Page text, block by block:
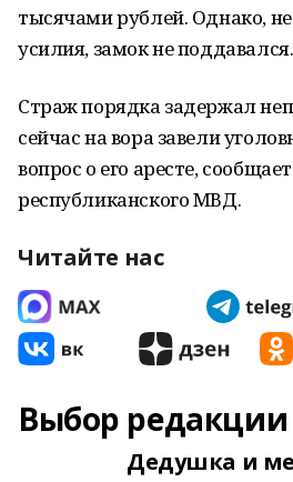
тысячами рублей. Однако,
усилия, замок не поддавался.
Страж порядка задержал
сейчас на вора завели
вопрос о его аресте,
республиканского МВД.
Читайте нас
Выбор редакции
Дедушка и